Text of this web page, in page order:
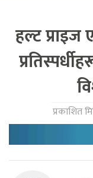
हल्ट प्राइज
प्रकाशित